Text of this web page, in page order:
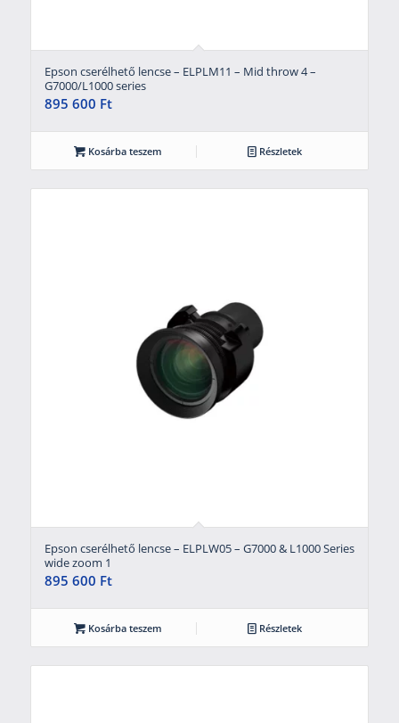
Epson cserélhető lencse – ELPLM11 – Mid throw 4 –
G7000/L1000 series
895 600 Ft
Kosárba teszem Részletek
Epson cserélhető lencse – ELPLW05 – G7000 & L1000 Series
wide zoom 1
895 600 Ft
Kosárba teszem Részletek